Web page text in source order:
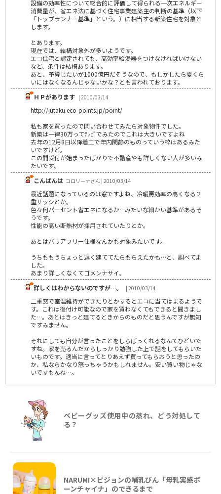
設備の効率性について総合的に評価して得られる一次エネルギー
消費量が、省エネ法に基づく住宅事業建築主の判断の基準（以下
「トップランナー基準」という。）に相当する新築住宅を対象と
します。
とあります。
現在では、結構対象外が多いようです。
エコ住宅と認定されても、高効率給湯器をつけなければいけない
など、条件は結構あります。
あと、予算じたいが1000億円だそうなので、もしかしたら夏くら
いにはなくなるんじゃないかな？とも言われております。
ＨＰがあります | 2010/03/14
http://jutaku.eco-points.jp/point/
私も家を買ったので問い合わせてみたら対象物件でした。
新築は一律30万ってﾃﾚﾋﾞでみたのでこれは大きいですよね
去年の12月8日以降着工で年内閑静のものっていう枠はあるみた
いですけど。
この間受付が始まったばかりで不動産やも詳しくない人が多いみ
たいです、
こんばんは コロリーナさん | 2010/03/14
最近話題になっているのは窓ですよね、冷暖房効率の高くなる２
重サッシとか。
色々何パーセント省エネになるか…みたいな細かい基準があるそ
うです。
性能の高い断熱材が採用されていたりとか。
あとはバリアフリー仕様なんかも対象みたいです。
うちももうちょっと遅く建ててたらもらえたかも…と、調べてま
した。
あまり詳しくなくてゴメンナサイ。
詳しくはわからないのですが…。
| 2010/03/14
二重窓で室温維持ができたりとかするとエコに当てはまるようで
す。これは後付け可能なので家を買わなくてもできると聞きまし
た…。あとはきっと建てるときからのものだと思うんですが無知
ですみません。
それにしても自分が言ったことをしらばっくれるなんてひどいで
すね。家を売るんだからしっかり勉強した上で話をしてもらいた
いものです。適当に言ってとりあえず買ってもらおうと思ったの
か、私ならかなり怒っちゃうかもしれません。安い買い物じゃな
いですもんね…。
ベビーグッズ使用中の蒸れ、どう対処して
る？
NARUMI×ピジョンの哺乳びん「母乳実感ボ
ーンチャイナ」のできるまで